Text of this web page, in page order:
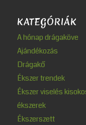
KATEGÓRIÁK
A hónap drágaköve
Ajándékozás
Drágakő
Ékszer trendek
Ékszer viselés
ékszerek
Ékszerszett